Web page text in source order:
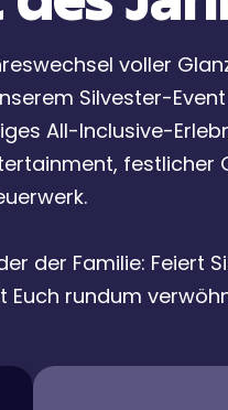
voller
Silvester-
All-Inclusive-
festlicher
der Familie: Feiert
rundum